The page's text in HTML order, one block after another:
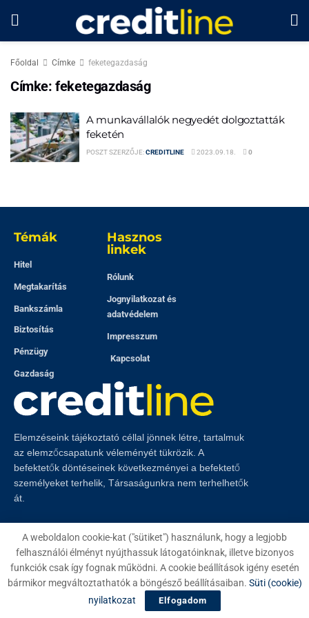
Főoldal Címke feketegazdaság
Címke:feketegazdaság
A munkavállalók negyedét dolgoztatták
feketén
POSZT SZERZŐJE:CREDITLINE 2023.09.18. 0
Témák
Hitel
Megtakarítás
Bankszámla
Biztosítás
Pénzügy
Gazdaság
Hasznos
linkek
Rólunk
Jognyilatkozat és
adatvédelem
Impresszum
Kapcsolat
Elemzéseink tájékoztató céllal jönnek létre, tartalmuk
az elemzőcsapatunk véleményét tükrözik. A
befektetők döntéseinek következményei a befektető
személyeket terhelik, Társaságunkra nem terhelhetők
át.
© 2023Creditline- Minden jog fenntartva
A weboldalon cookie-kat ("sütiket") használunk, hogy a legjobb
felhasználói élményt nyújthassuk látogatóinknak, illetve bizonyos
funkciók csak így fognak működni. A cookie beállítások igény esetén
bármikor megváltoztathatók a böngésző beállításaiban. Süti (cookie)
nyilatkozat
Elfogadom